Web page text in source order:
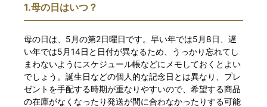
1.母の日はいつ？
母の日は、5月の第2日曜日です。早い年では5月8日、遅
い年では5月14日と日付が異なるため、うっかり忘れてし
まわないようにスケジュール帳などにメモしておくとよい
でしょう。誕生日などの個人的な記念日とは異なり、プレ
ゼントを手配する時期が重なりやすいので、希望する商品
の在庫がなくなったり発送が間に合わなかったりする可能